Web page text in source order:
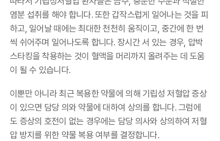
염분 섭취를 해야 합니다. 또한 갑작스럽게 일어나는 것을 피
하고, 일어날 때에는 최대한 천천히 움직이고, 중간에 한 번
씩 쉬어주며 일어나도록 합니다. 장시간 서 있는 경우, 압박
스타킹을 착용하는 것이 혈액을 머리까지 올려주는 데 도움
이 될 수 있습니다.
이뿐만 아니라 최근 복용한 약물에 의해 기립성 저혈압 증상
이 있으면 담당 의와 약물에 대하여 상의를 합니다. 그럼에
도 증상의 호전이 없는 경우에는 담당 의사와 상의하여 저혈
압 방지를 위한 약물 복용 여부를 결정합니다.